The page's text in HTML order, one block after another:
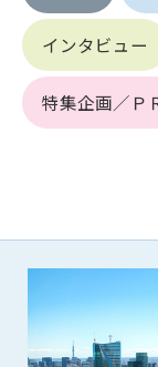
インタビュー
特集企画／Ｐ
第5条（IDおよ
1. 会員は申込の
用および管理
2. 会員は、自己
その他形態を
1. 会員は建設資
す。
(1) 第三者または